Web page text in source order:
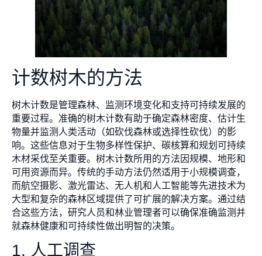
计数树木的方法
树木计数是管理森林、监测环境变化和支持可持续发展的
重要过程。准确的树木计数有助于确定森林密度、估计生
物量并监测人类活动（如砍伐森林或选择性砍伐）的影
响。这些信息对于生物多样性保护、碳核算和规划可持续
木材采伐至关重要。树木计数所用的方法因规模、地形和
可用资源而异。传统的手动方法仍然适用于小规模调查，
而航空摄影、激光雷达、无人机和人工智能等先进技术为
大型和复杂的森林区域提供了可扩展的解决方案。通过结
合这些方法，研究人员和林业管理者可以确保准确监测并
就森林健康和可持续性做出明智的决策。
1. 人工调查